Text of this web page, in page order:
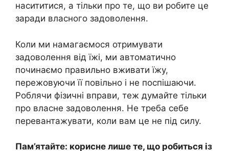
насититися, а тільки про те, що ви робите це
заради власного задоволення.
Коли ми намагаємося отримувати
задоволення від їжі, ми автоматично
починаємо правильно вживати їжу,
пережовуючи її повільно і не поспішаючи.
Роблячи фізичні вправи, теж думайте тільки
про власне задоволення. Не треба себе
перевантажувати, коли вам це не під силу.
Пам’ятайте: корисне лише те, що робиться із